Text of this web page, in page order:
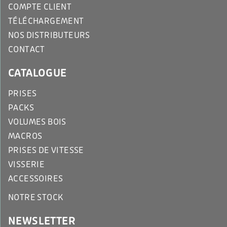
COMPTE CLIENT
TÉLÉCHARGEMENT
NOS DISTRIBUTEURS
CONTACT
CATALOGUE
PRISES
PACKS
VOLUMES BOIS
MACROS
PRISES DE VITESSE
VISSERIE
ACCESSOIRES
NOTRE STOCK
NEWSLETTER